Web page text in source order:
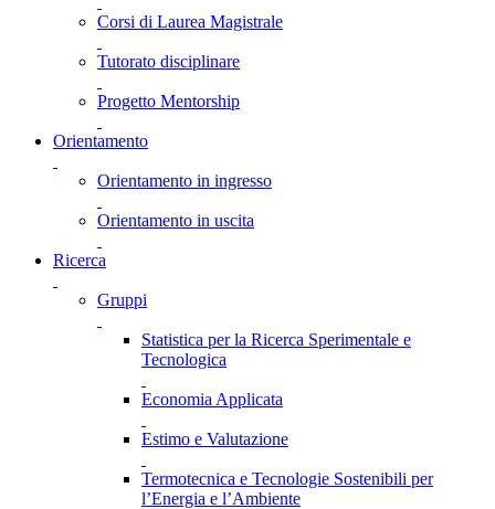
Corsi di Laurea Magistrale
Tutorato disciplinare
Progetto Mentorship
Orientamento
Orientamento in ingresso
Orientamento in uscita
Ricerca
Gruppi
Statistica per la Ricerca Sperimentale e
Tecnologica
Economia Applicata
Estimo e Valutazione
Termotecnica e Tecnologie Sostenibili per
l’Energia e l’Ambiente